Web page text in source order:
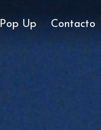
Pop Up Contacto